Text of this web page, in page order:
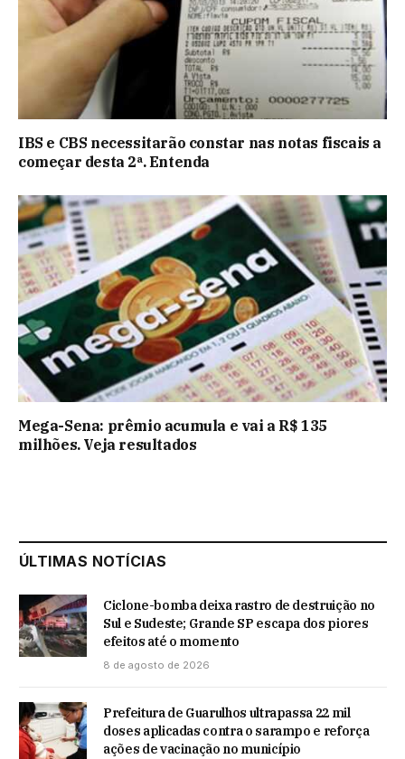
IBS e CBS necessitarão constar nas notas fiscais a
começar desta 2ª. Entenda
Mega-Sena: prêmio acumula e vai a R$ 135
milhões. Veja resultados
ÚLTIMAS NOTÍCIAS
Ciclone-bomba deixa rastro de destruição no
Sul e Sudeste; Grande SP escapa dos piores
efeitos até o momento
8 de agosto de 2026
Prefeitura de Guarulhos ultrapassa 22 mil
doses aplicadas contra o sarampo e reforça
ações de vacinação no município